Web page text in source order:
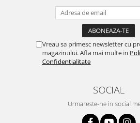
Vreau sa primesc newsletter cu
magazinului. Afla mai multe in
Confidentialitate
SOCIAL
Urmareste-ne in social